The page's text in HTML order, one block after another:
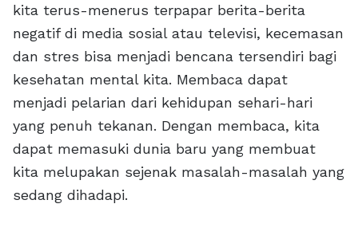
kita terus-menerus terpapar berita-berita
negatif di media sosial atau televisi, kecemasan
dan stres bisa menjadi bencana tersendiri bagi
kesehatan mental kita. Membaca dapat
menjadi pelarian dari kehidupan sehari-hari
yang penuh tekanan. Dengan membaca, kita
dapat memasuki dunia baru yang membuat
kita melupakan sejenak masalah-masalah yang
sedang dihadapi.